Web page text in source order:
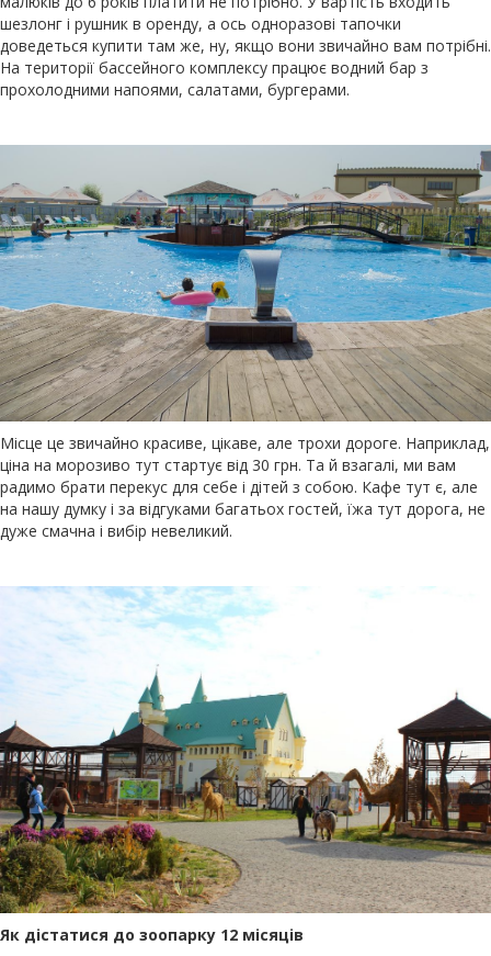
шезлонг і рушник в оренду, а ось одноразові тапочки
доведеться купити там же, ну, якщо вони звичайно вам потрібні.
На території бассейного комплексу працює водний бар з
прохолодними напоями, салатами, бургерами.
Місце це звичайно красиве, цікаве, але трохи дороге. Наприклад,
ціна на морозиво тут стартує від 30 грн. Та й взагалі, ми вам
радимо брати перекус для себе і дітей з собою. Кафе тут є, але
на нашу думку і за відгуками багатьох гостей, їжа тут дорога, не
дуже смачна і вибір невеликий.
Як дістатися до зоопарку 12 місяців